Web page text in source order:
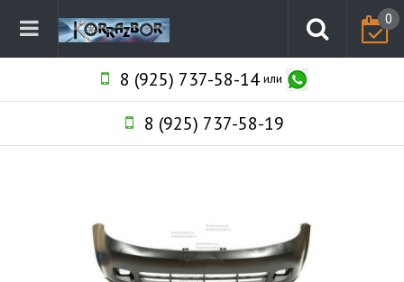
0
8 (925) 737-58-14или
8 (925) 737-58-19